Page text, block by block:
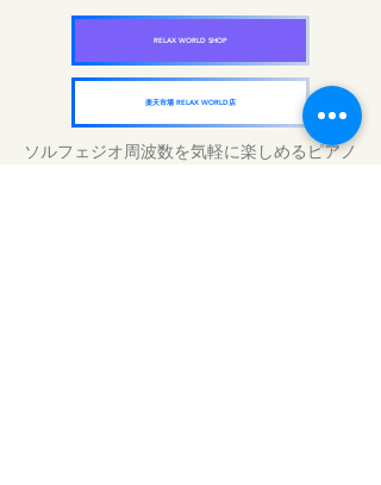
RELAX WORLD SHOP
楽天市場 RELAX WORLD店
ソルフェジオ周波数を気軽に楽しめるピアノ